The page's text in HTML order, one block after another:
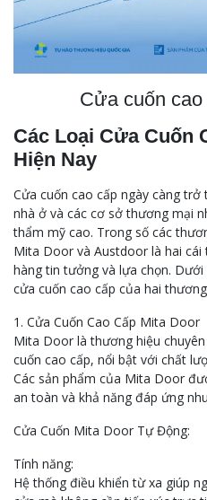
Cửa cuốn
Các Loại Cửa Cuốn
Hiện Nay
Cửa cuốn cao cấp ngày càng
nhà ở và các cơ sở thương mại
thẩm mỹ cao. Trong số các
Mita Door và Austdoor là hai
hàng tin tưởng và lựa chọn.
cửa cuốn cao cấp của hai
1. Cửa Cuốn Cao Cấp Mita Door
Mita Door là thương hiệu
cuốn cao cấp, nổi bật với chất
Các sản phẩm của Mita Door
an toàn và khả năng đáp ứng
Cửa Cuốn Mita Door Tự Động:
Tính năng:
Hệ thống điều khiển từ xa giúp